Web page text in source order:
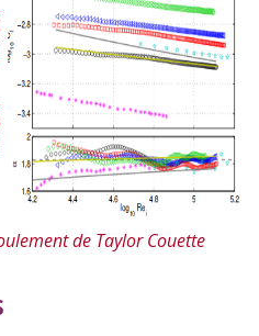
de Taylor Couette